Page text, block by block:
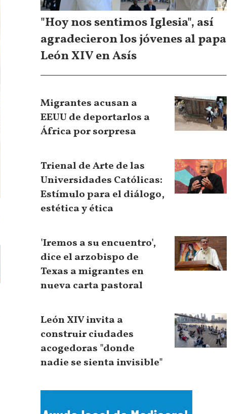
"Hoy nos sentimos Iglesia", así
agradecieron los jóvenes al papa
León XIV en Asís
Migrantes acusan a
EEUU de deportarlos a
África por sorpresa
Trienal de Arte de las
Universidades Católicas:
Estímulo para el diálogo,
estética y ética
'Iremos a su encuentro',
dice el arzobispo de
Texas a migrantes en
nueva carta pastoral
León XIV invita a
construir ciudades
acogedoras "donde
nadie se sienta invisible"